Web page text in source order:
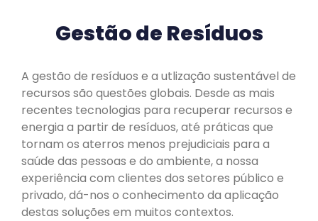
Gestão de Resíduos
A gestão de resíduos e a utlização sustentável de
recursos são questões globais. Desde as mais
recentes tecnologias para recuperar recursos e
energia a partir de resíduos, até práticas que
tornam os aterros menos prejudiciais para a
saúde das pessoas e do ambiente, a nossa
experiência com clientes dos setores público e
privado, dá-nos o conhecimento da aplicação
destas soluções em muitos contextos.